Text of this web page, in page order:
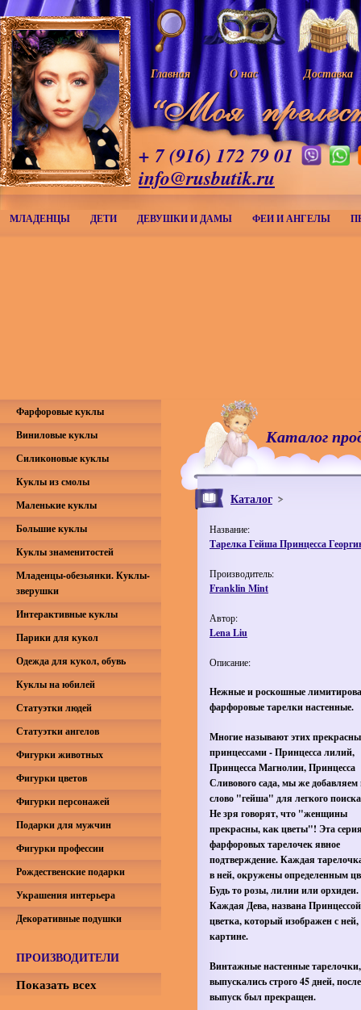
Главная О нас Доставка
+ 7 (916) 172 79 01
info@rusbutik.ru
МЛАДЕНЦЫ ДЕТИ ДЕВУШКИ И ДАМЫ ФЕИ И АНГЕЛЫ
Каталог
Каталог
Название:
Тарелка Гейша Принцесса
Производитель:
Franklin Mint
Автор:
Lena Liu
Описание:
Нежные и роскошные
фарфоровые тарелки настенные.
Многие называют этих
принцессами - Принцесса лилий,
Принцесса Магнолии, Принцесса
Сливового сада, мы же добавляем
слово "гейша" для легкого
Не зря говорят, что "женщины
прекрасны, как цветы"! Эта
фарфоровых тарелочек явное
подтверждение. Каждая
в ней, окружены определенным
Будь то розы, лилии или орхидеи.
Каждая Дева, названа Принцессой
цветка, который изображен с ней,
картине.
Винтажные настенные тарелочки,
выпускались строго 45 дней,
выпуск был прекращен.
Фарфоровые куклы
Виниловые куклы
Силиконовые куклы
Куклы из смолы
Маленькие куклы
Большие куклы
Куклы знаменитостей
Младенцы-обезьянки. Куклы-
зверушки
Интерактивные куклы
Парики для кукол
Одежда для кукол, обувь
Куклы на юбилей
Статуэтки людей
Статуэтки ангелов
Фигурки животных
Фигурки цветов
Фигурки персонажей
Подарки для мужчин
Фигурки профессии
Рождественские подарки
Украшения интерьера
Декоративные подушки
ПРОИЗВОДИТЕЛИ
Показать всех